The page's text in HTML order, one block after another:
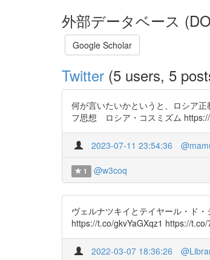
外部データベース
Google Scholar
Twitter (5 users, 5
何が言いたいかというと、ロシア
フ思想 ロシア・コスミズム
2023-07-11 23:54:36
1 @w3coq
ヴェルナツキイとテイヤール・ド
https://t.co/gkvYaGXqz1 https://t.co/
2022-03-07 18:36:26